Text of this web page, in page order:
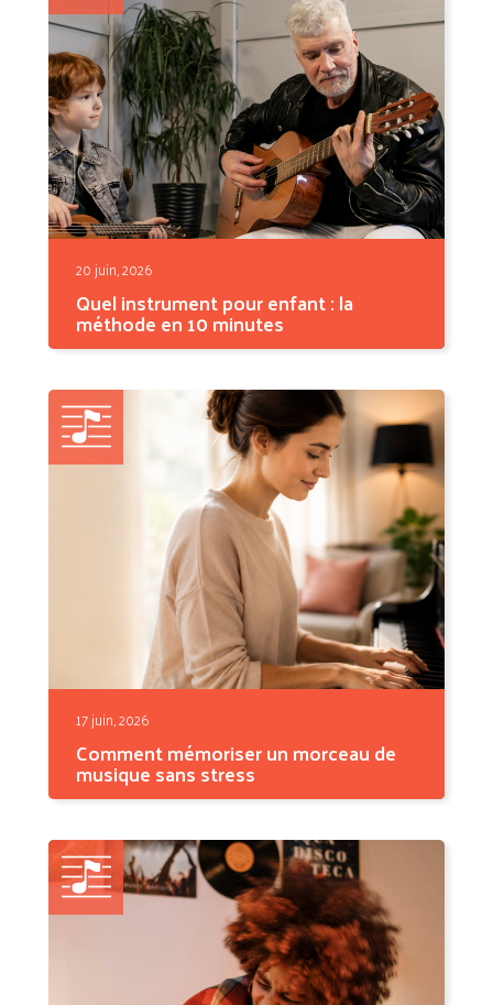
20 juin, 2026
Quel instrument pour enfant : la
méthode en 10 minutes
Quel instrument pour enfant choisir ? La
17 juin, 2026
Comment mémoriser un morceau de
musique sans stress
Vous connaissez ce morceau par cœur —